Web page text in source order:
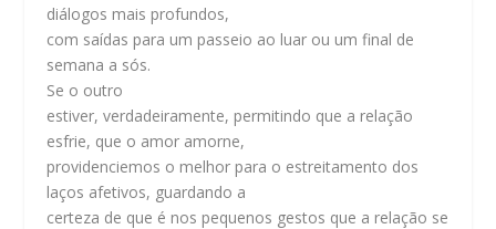
diálogos mais profundos,
com saídas para um passeio ao luar ou um final de
semana a sós.
Se o outro
estiver, verdadeiramente, permitindo que a relação
esfrie, que o amor amorne,
providenciemos o melhor para o estreitamento dos
laços afetivos, guardando a
certeza de que é nos pequenos gestos que a relação se